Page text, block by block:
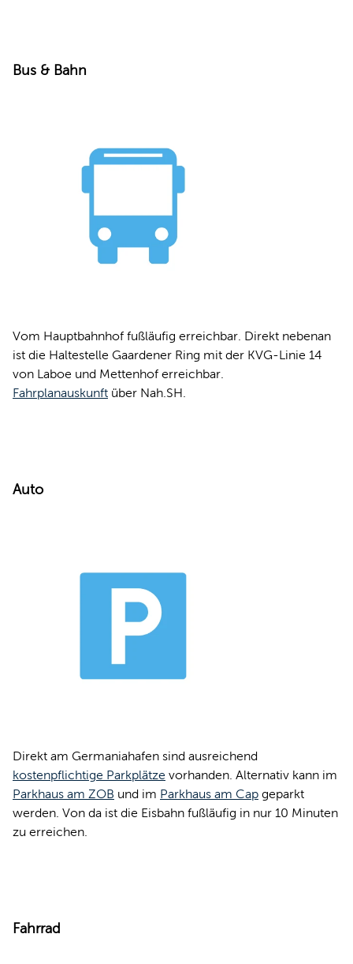
Bus & Bahn
Vom Hauptbahnhof fußläufig erreichbar. Direkt nebenan
ist die Haltestelle Gaardener Ring mit der KVG-Linie 14
von Laboe und Mettenhof erreichbar.
Fahrplanauskunft über Nah.SH.
Auto
Direkt am Germaniahafen sind ausreichend
kostenpflichtige Parkplätze vorhanden. Alternativ kann im
Parkhaus am ZOB und im Parkhaus am Cap geparkt
werden. Von da ist die Eisbahn fußläufig in nur 10 Minuten
zu erreichen.
Fahrrad